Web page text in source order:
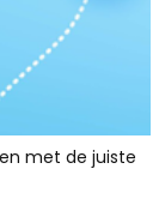
met de juiste